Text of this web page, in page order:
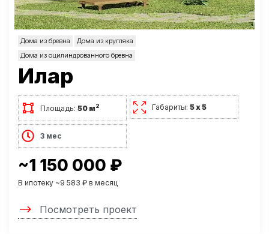
Дома из бревна
Дома из кругляка
Дома из оцилиндрованного бревна
Илар
Площадь: 50 м2 Габариты:5 х 5
3 мес
~1 150 000 ₽
В ипотеку ~9 583 ₽ в месяц
Посмотреть проект